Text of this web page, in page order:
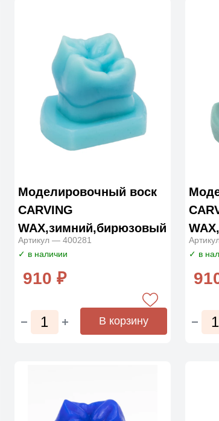
Моделировочный воск
CARVING
WAX,зимний,бирюзовый
80г.
Артикул — 400281
✓ в наличии
910 ₽
В корзину
80г.
✓ в